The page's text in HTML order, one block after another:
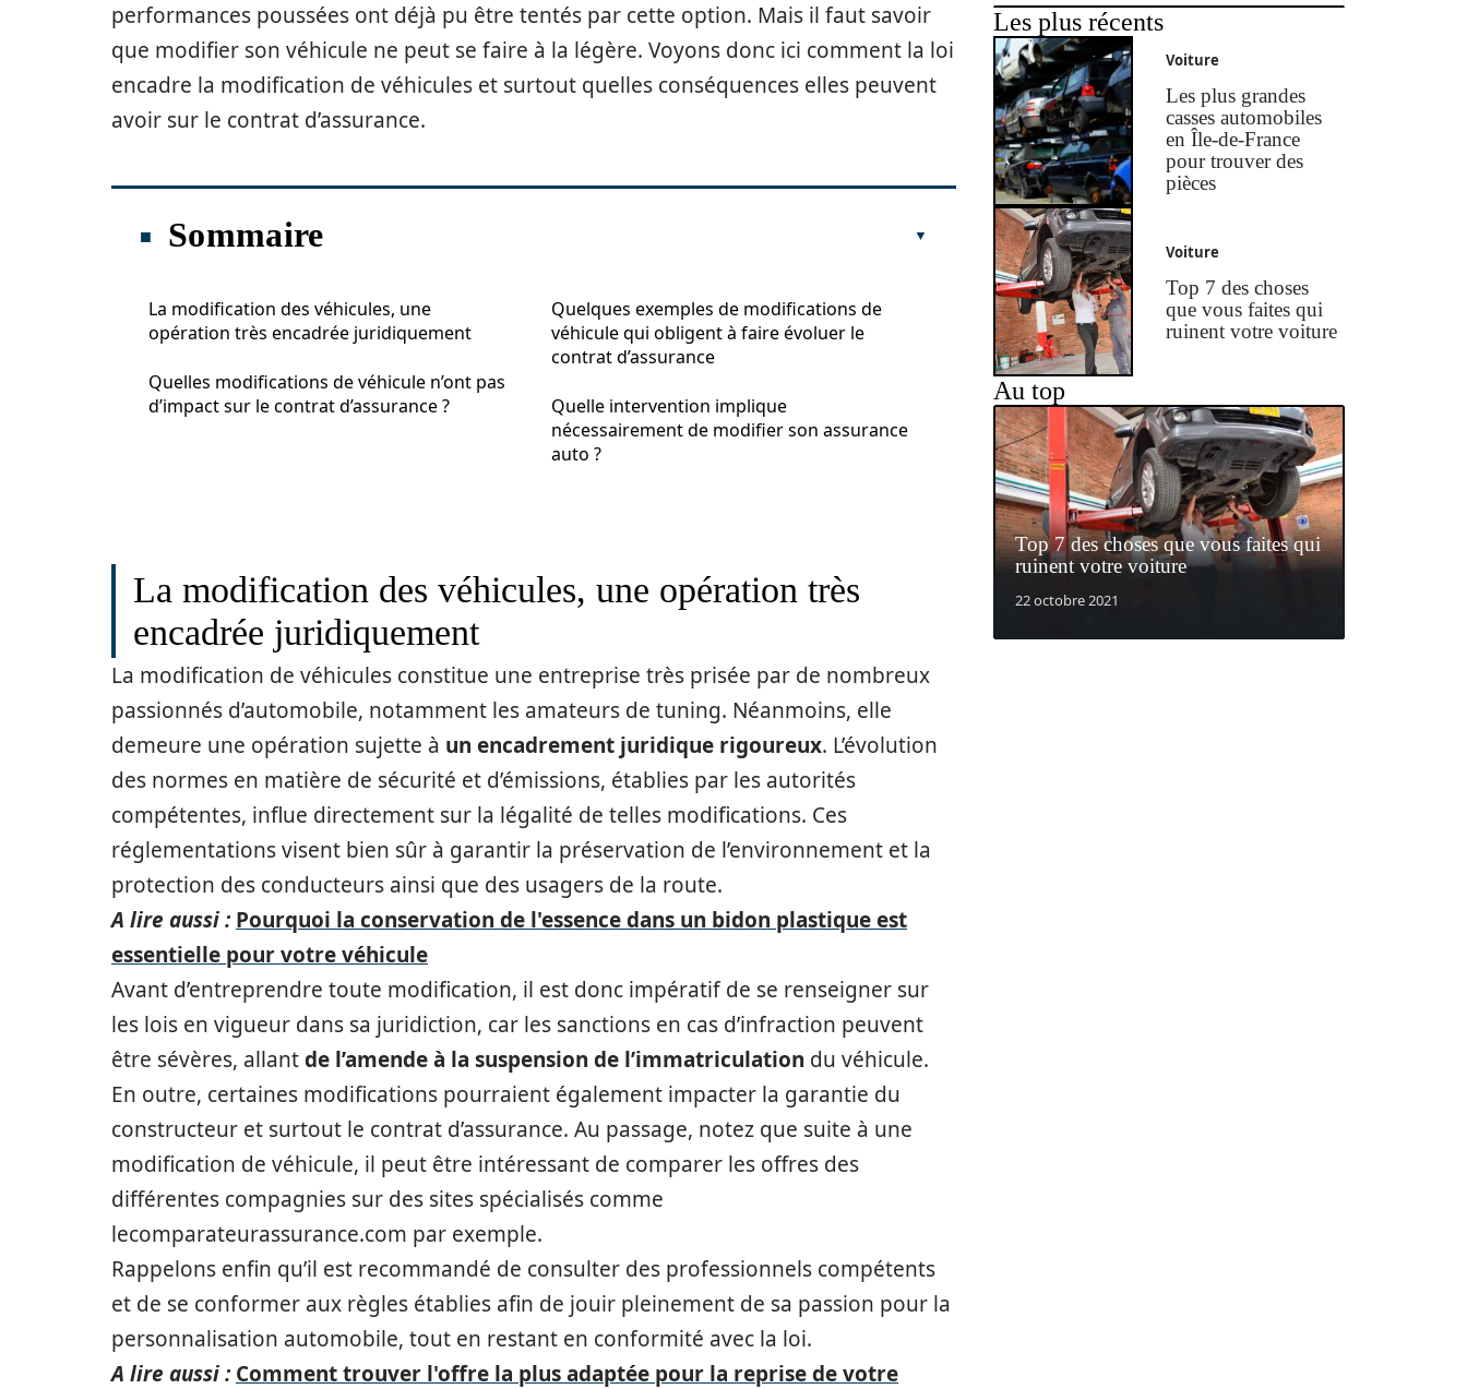
performances poussées ont déjà pu être tentés par cette option. Mais il faut savoir
que modifier son véhicule ne peut se faire à la légère. Voyons donc ici comment la loi
encadre la modification de véhicules et surtout quelles conséquences elles peuvent
avoir sur le contrat d’assurance.
Sommaire
La modification des véhicules, une
opération très encadrée juridiquement
Quelles modifications de véhicule n’ont pas
d’impact sur le contrat d’assurance ?
Quelques exemples de modifications de
véhicule qui obligent à faire évoluer le
contrat d’assurance
Quelle intervention implique
nécessairement de modifier son assurance
auto ?
La modification des véhicules, une opération très
encadrée juridiquement
La modification de véhicules constitue une entreprise très prisée par de nombreux
passionnés d’automobile, notamment les amateurs de tuning. Néanmoins, elle
demeure une opération sujette à un encadrement juridique rigoureux. L’évolution
des normes en matière de sécurité et d’émissions, établies par les autorités
compétentes, influe directement sur la légalité de telles modifications. Ces
réglementations visent bien sûr à garantir la préservation de l’environnement et la
protection des conducteurs ainsi que des usagers de la route.
A lire aussi : Pourquoi la conservation de l'essence dans un bidon plastique est
essentielle pour votre véhicule
Avant d’entreprendre toute modification, il est donc impératif de se renseigner sur
les lois en vigueur dans sa juridiction, car les sanctions en cas d’infraction peuvent
être sévères, allantde l’amende à la suspension de l’immatriculation du véhicule.
En outre, certaines modifications pourraient également impacter la garantie du
constructeur et surtout le contrat d’assurance. Au passage, notez que suite à une
modification de véhicule, il peut être intéressant de comparer les offres des
différentes compagnies sur des sites spécialisés comme
lecomparateurassurance.com par exemple.
Rappelons enfin qu’il est recommandé de consulter des professionnels compétents
et de se conformer aux règles établies afin de jouir pleinement de sa passion pour la
personnalisation automobile, tout en restant en conformité avec la loi.
A lire aussi : Comment trouver l'offre la plus adaptée pour la reprise de votre
Les plus récents
Voiture
Les plus grandes
casses automobiles
en Île-de-France
pour trouver des
pièces
Voiture
Top 7 des choses
que vous faites qui
ruinent votre voiture
Au top
Top 7 des choses que vous faites qui
ruinent votre voiture
22 octobre 2021